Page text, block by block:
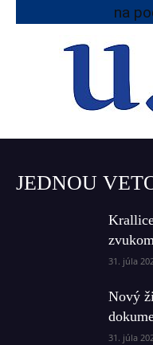
na
JEDNOU
31. júla
Nový
31. júla